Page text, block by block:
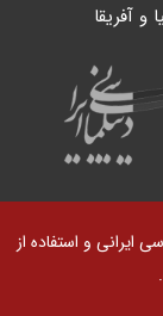
و آفریقا
ایرانی و استفاده از